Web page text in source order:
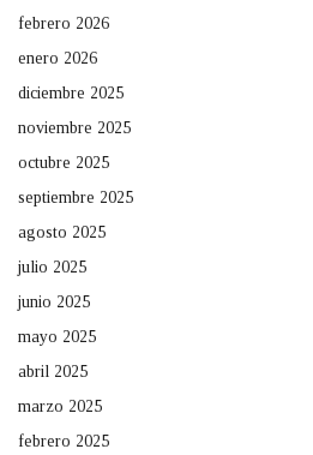
febrero 2026
enero 2026
diciembre 2025
noviembre 2025
octubre 2025
septiembre 2025
agosto 2025
julio 2025
junio 2025
mayo 2025
abril 2025
marzo 2025
febrero 2025